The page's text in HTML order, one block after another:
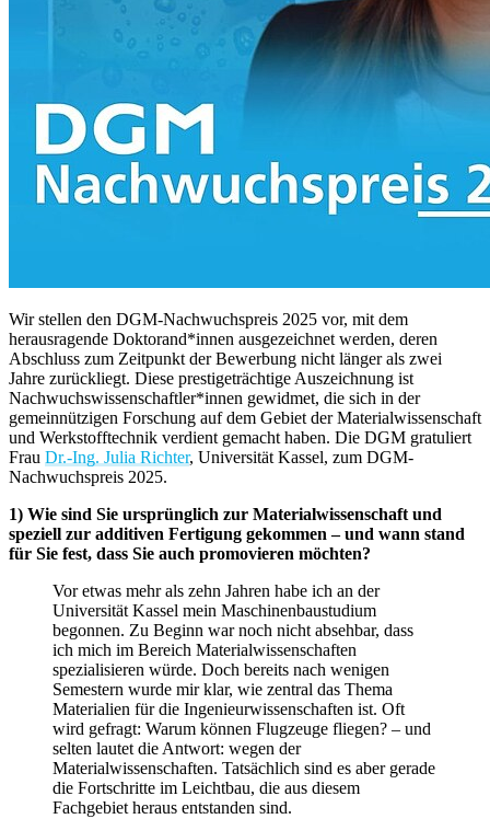
Wir stellen den DGM-Nachwuchspreis 2025 vor, mit dem
herausragende Doktorand*innen ausgezeichnet werden, deren
Abschluss zum Zeitpunkt der Bewerbung nicht länger als zwei
Jahre zurückliegt. Diese prestigeträchtige Auszeichnung ist
Nachwuchswissenschaftler*innen gewidmet, die sich in der
gemeinnützigen Forschung auf dem Gebiet der Materialwissenschaft
und Werkstofftechnik verdient gemacht haben. Die DGM gratuliert
Frau Dr.-Ing. Julia Richter, Universität Kassel, zum DGM-
Nachwuchspreis 2025.
1) Wie sind Sie ursprünglich zur Materialwissenschaft und
speziell zur additiven Fertigung gekommen – und wann stand
für Sie fest, dass Sie auch promovieren möchten?
Vor etwas mehr als zehn Jahren habe ich an der
Universität Kassel mein Maschinenbaustudium
begonnen. Zu Beginn war noch nicht absehbar, dass
ich mich im Bereich Materialwissenschaften
spezialisieren würde. Doch bereits nach wenigen
Semestern wurde mir klar, wie zentral das Thema
Materialien für die Ingenieurwissenschaften ist. Oft
wird gefragt: Warum können Flugzeuge fliegen? – und
selten lautet die Antwort: wegen der
Materialwissenschaften. Tatsächlich sind es aber gerade
die Fortschritte im Leichtbau, die aus diesem
Fachgebiet heraus entstanden sind.